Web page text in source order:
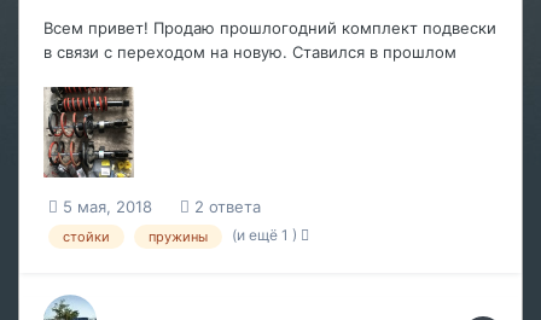
Всем привет! Продаю прошлогодний комплект подвески
в связи с переходом на новую. Ставился в прошлом
нем около 12500 км, все живое. Передние
амортизаторы Bilstein под 18’’ диски: 22-213860 22-
213877 Задние: 19...
5 мая, 2018 2 ответа
стойки пружины (и ещё 1 )